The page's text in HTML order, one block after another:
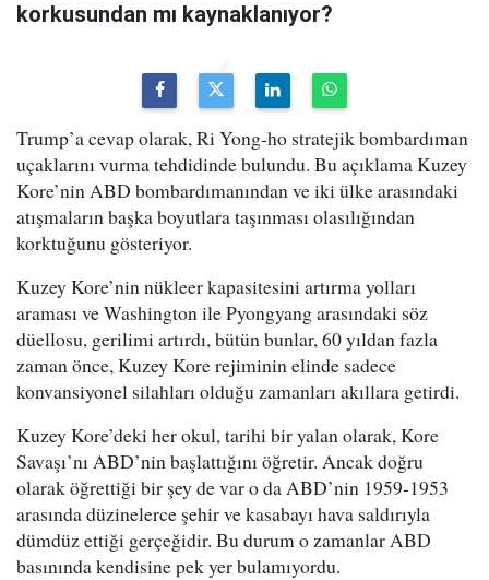
korkusundan mı kaynaklanıyor?
Trump’a cevap olarak, Ri Yong-ho stratejik bombardıman
uçaklarını vurma tehdidinde bulundu. Bu açıklama Kuzey
Kore’nin ABD bombardımanından ve iki ülke arasındaki
atışmaların başka boyutlara taşınması olasılığından
korktuğunu gösteriyor.
Kuzey Kore’nin nükleer kapasitesini artırma yolları
araması ve Washington ile Pyongyang arasındaki söz
düellosu, gerilimi artırdı, bütün bunlar, 60 yıldan fazla
zaman önce, Kuzey Kore rejiminin elinde sadece
konvansiyonel silahları olduğu zamanları akıllara getirdi.
Kuzey Kore’deki her okul, tarihi bir yalan olarak, Kore
Savaşı’nı ABD’nin başlattığını öğretir. Ancak doğru
olarak öğrettiği bir şey de var o da ABD’nin 1959-1953
arasında düzinelerce şehir ve kasabayı hava saldırıyla
dümdüz ettiği gerçeğidir. Bu durum o zamanlar ABD
basınında kendisine pek yer bulamıyordu.